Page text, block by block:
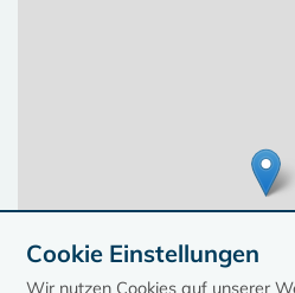
Cookie Einstellungen
Wir nutzen Cookies auf unserer